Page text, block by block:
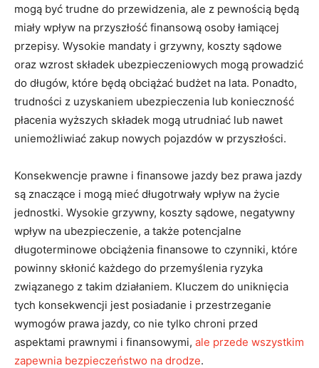
mogą być trudne do przewidzenia, ale z pewnością będą
miały wpływ na przyszłość finansową osoby łamiącej
przepisy. Wysokie mandaty i grzywny, koszty sądowe
oraz wzrost składek ubezpieczeniowych mogą prowadzić
do długów, które będą obciążać budżet na lata. Ponadto,
trudności z uzyskaniem ubezpieczenia lub konieczność
płacenia wyższych składek mogą utrudniać lub nawet
uniemożliwiać zakup nowych pojazdów w przyszłości.
Konsekwencje prawne i finansowe jazdy bez prawa jazdy
są znaczące i mogą mieć długotrwały wpływ na życie
jednostki. Wysokie grzywny, koszty sądowe, negatywny
wpływ na ubezpieczenie, a także potencjalne
długoterminowe obciążenia finansowe to czynniki, które
powinny skłonić każdego do przemyślenia ryzyka
związanego z takim działaniem. Kluczem do uniknięcia
tych konsekwencji jest posiadanie i przestrzeganie
wymogów prawa jazdy, co nie tylko chroni przed
aspektami prawnymi i finansowymi, ale przede wszystkim
zapewnia bezpieczeństwo na drodze.